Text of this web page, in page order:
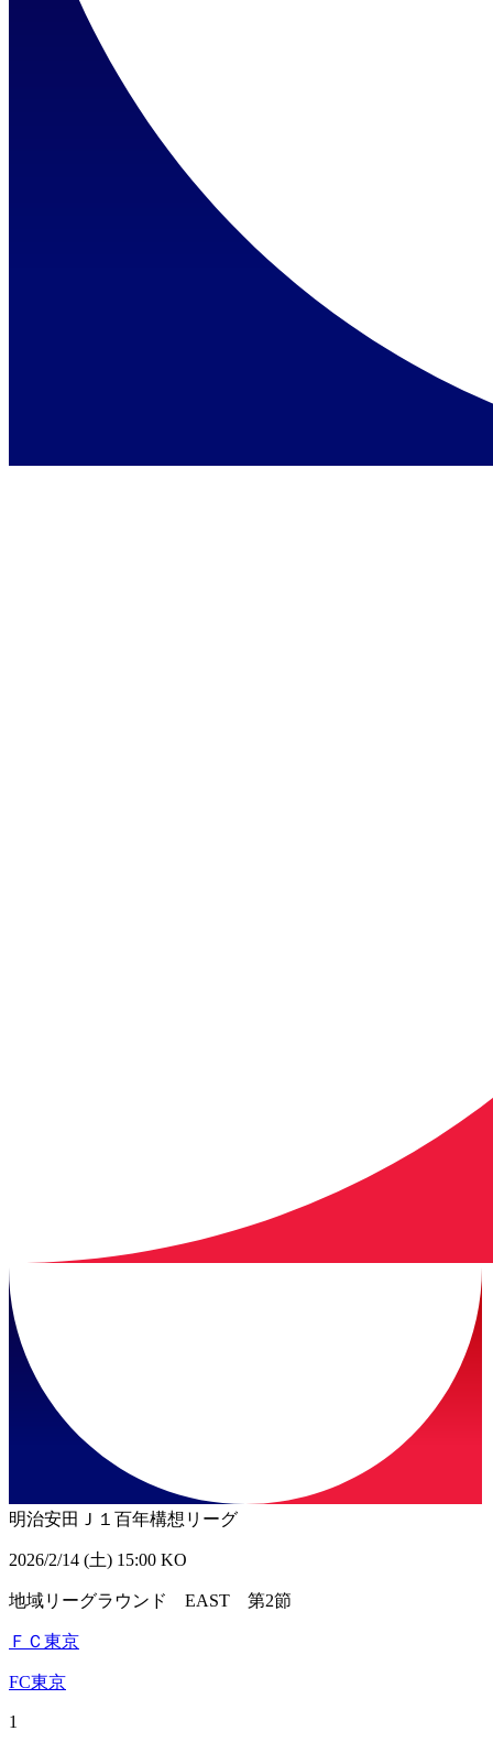
明治安田Ｊ１百年構想リーグ
2026/2/14 (土) 15:00 KO
地域リーグラウンド EAST 第2節
ＦＣ東京
FC東京
1